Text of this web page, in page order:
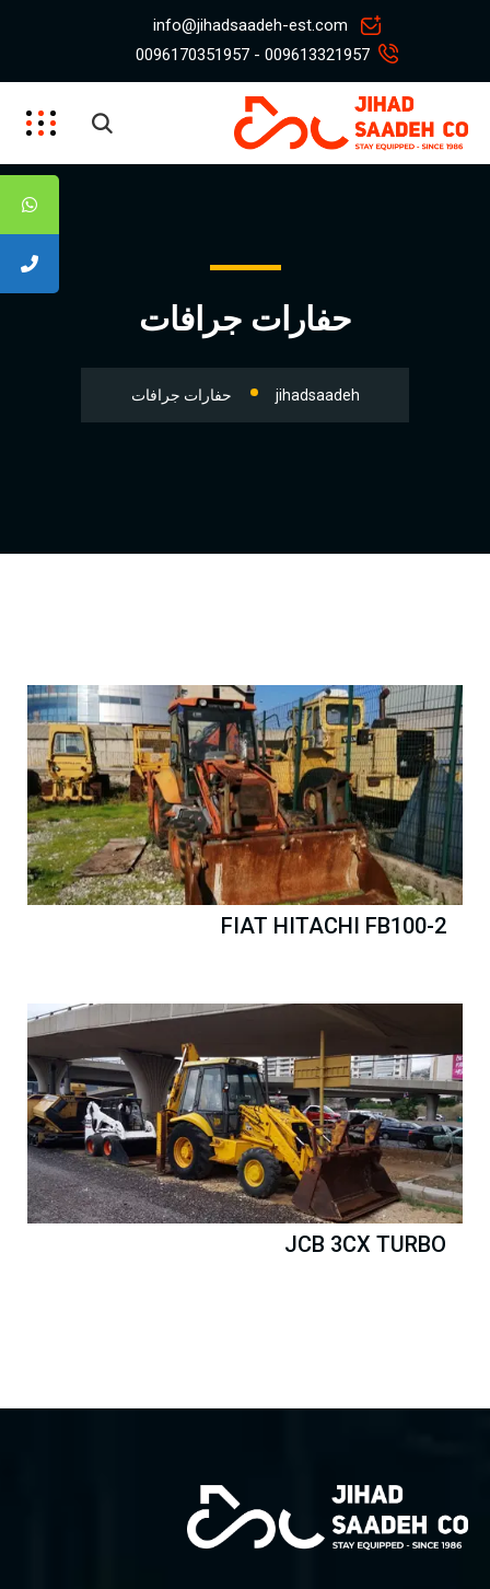
info@jihadsaadeh-est.com
009613321957 - 0096170351957
حفارات جرافات
jihadsaadeh حفارات جرافات
FIAT HITACHI FB100-2
JCB 3CX TURBO